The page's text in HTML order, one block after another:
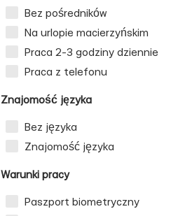
Bez pośredników
Na urlopie macierzyńskim
Praca 2-3 godziny dziennie
Praca z telefonu
Znajomość języka
Bez języka
Znajomość języka
Warunki pracy
Paszport biometryczny